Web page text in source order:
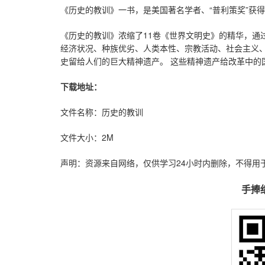
《历史的教训》一书，是美国著名学者、“普利策奖”
《历史的教训》浓缩了11卷《世界文明史》的精华，
经济状况、种族优劣、人类本性、宗教活动、社会主
史留给人们的巨大精神遗产。 这些精神遗产给改革中
下载地址：
文件名称：历史的教训
文件大小：2M
声明：资源来自网络，仅供学习24小时内删除，不得
手捧